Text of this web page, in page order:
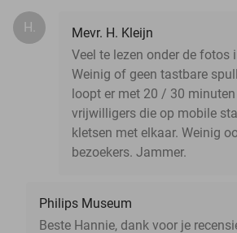
H.
Mevr. H. Kleijn
Veel te lezen onder de fotos
Weinig of geen tastbare
loopt er met 20 / 30 minuten
vrijwilligers die op mobile
kletsen met elkaar. Weinig
bezoekers. Jammer.
Philips Museum
Beste Hannie, dank voor je